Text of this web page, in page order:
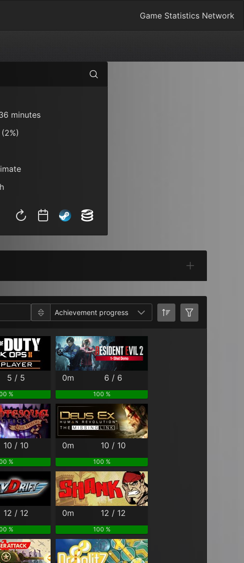
Game Statistics Network
minutes
Categories
Achievement progress
5 / 5
%
0m 6 / 6
100 %
10 / 10
%
0m 10 / 10
100 %
12 / 12
%
0m 12 / 12
100 %